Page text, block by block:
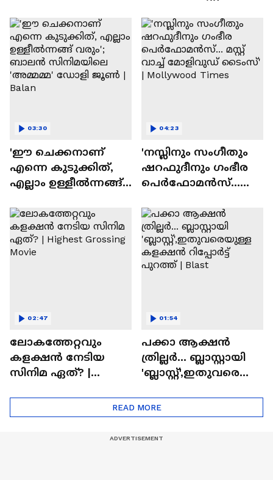
'ഈ ചെക്കനാണ്
എന്നെ കുടുക്കിത്,
എല്ലാം ഉള്ളീൽന്നങ്ങ്
സിനിമയിലെ
'അമ്മമ്മ' ഡോളി
ജൂൺ | Balan
03:30
'നസ്ലിനും സംഗീതും
ഷറഫുദീനും ഗംഭീര
പെർഫോമൻസ്...
ടൈംസ്' | Mollywood
Times
04:23
ലോകത്തേറ്റവും
കളക്ഷൻ നേടിയ
സിനിമ ഏത്? |
02:47
പക്കാ ആക്ഷൻ
ത്രില്ലർ... ബ്ലാസ്റ്റായി
'ബ്ലാസ്റ്റ്',ഇതുവരെയു
റിപ്പോർട്ട് പുറത്ത് |
Blast
01:54
READ MORE